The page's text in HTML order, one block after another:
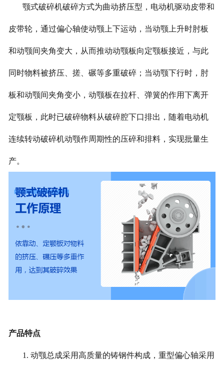
颚式破碎机破碎方式为曲动挤压型，电动机驱动皮带和
皮带轮，通过偏心轴使动颚上下运动，当动颚上升时肘板
和动颚间夹角变大，从而推动动颚板向定颚板接近，与此
同时物料被挤压、搓、碾等多重破碎；当动颚下行时，肘
板和动颚间夹角变小，动颚板在拉杆、弹簧的作用下离开
定颚板，此时已破碎物料从破碎腔下口排出，随着电动机
连续转动破碎机动颚作周期性的压碎和排料，实现批量生
产。
产品特点
1. 动颚总成采用高质量的铸钢件构成，重型偏心轴采用